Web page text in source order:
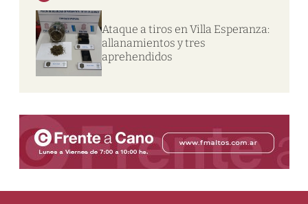
Ataque a tiros en Villa Esperanza:
allanamientos y tres
aprehendidos